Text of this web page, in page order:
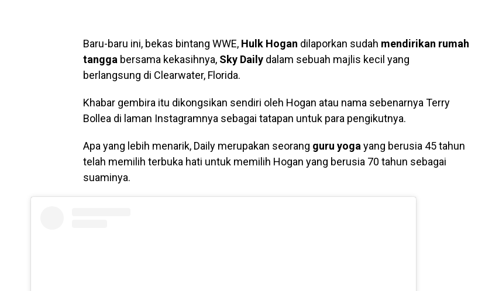
Baru-baru ini, bekas bintang WWE, Hulk Hogan dilaporkan sudah mendirikan rumah
tangga bersama kekasihnya, Sky Daily dalam sebuah majlis kecil yang
berlangsung di Clearwater, Florida.
Khabar gembira itu dikongsikan sendiri oleh Hogan atau nama sebenarnya Terry
Bollea di laman Instagramnya sebagai tatapan untuk para pengikutnya.
Apa yang lebih menarik, Daily merupakan seorang guru yoga yang berusia 45 tahun
telah memilih terbuka hati untuk memilih Hogan yang berusia 70 tahun sebagai
suaminya.